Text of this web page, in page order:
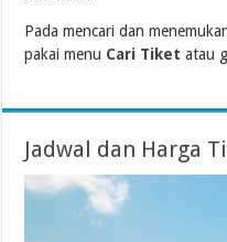
Pada mencari dan
pakai menu Cari Tiket atau
Jadwal dan Harga